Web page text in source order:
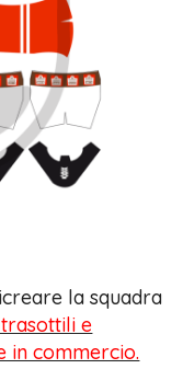
la squadra
e
in commercio.